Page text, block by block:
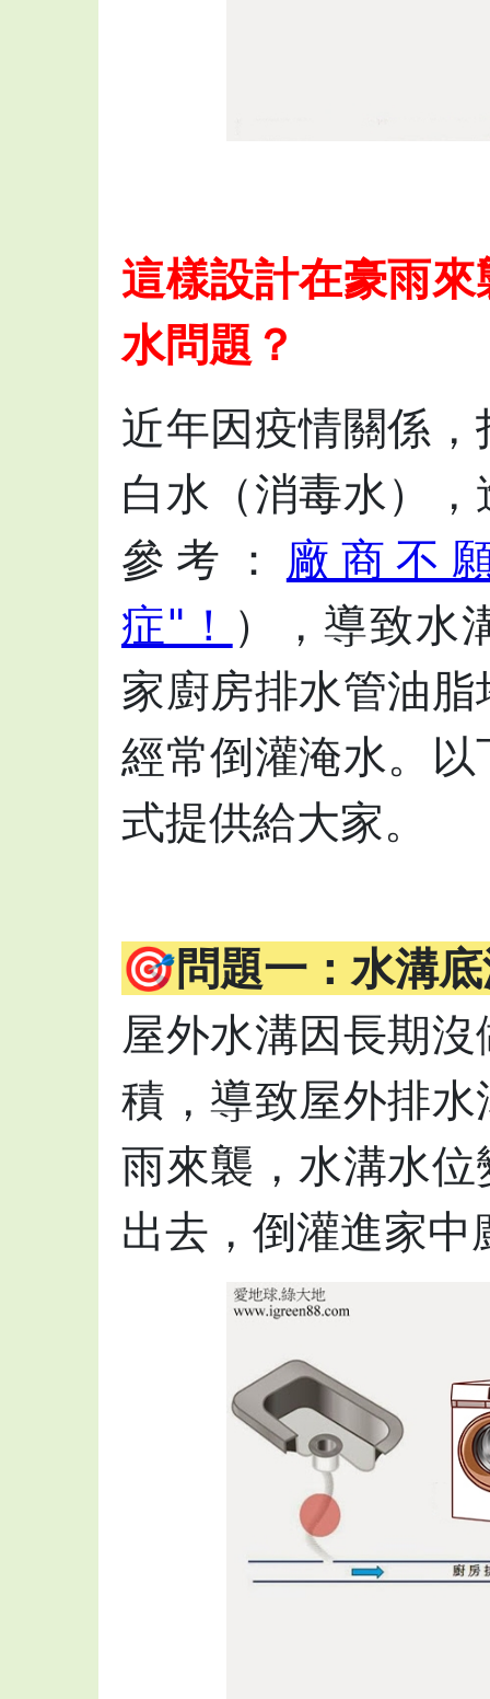
這樣設計在豪雨
水問題？
近年因疫情關係
白水（消毒水）
參考： 廠商不
症"！ ），導致水
家廚房排水管油
經常倒灌淹水。
式提供給大家。
🎯問題一：水溝
屋外水溝因長期
積，導致屋外排
雨來襲，水溝水
出去，倒灌進家